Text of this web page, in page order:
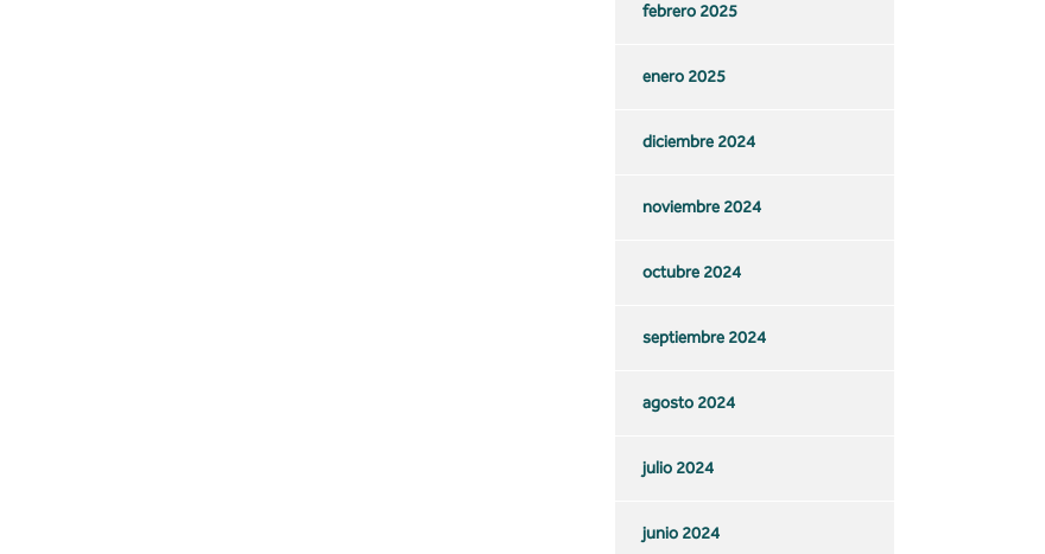
febrero 2025
enero 2025
diciembre 2024
noviembre 2024
octubre 2024
septiembre 2024
agosto 2024
julio 2024
junio 2024